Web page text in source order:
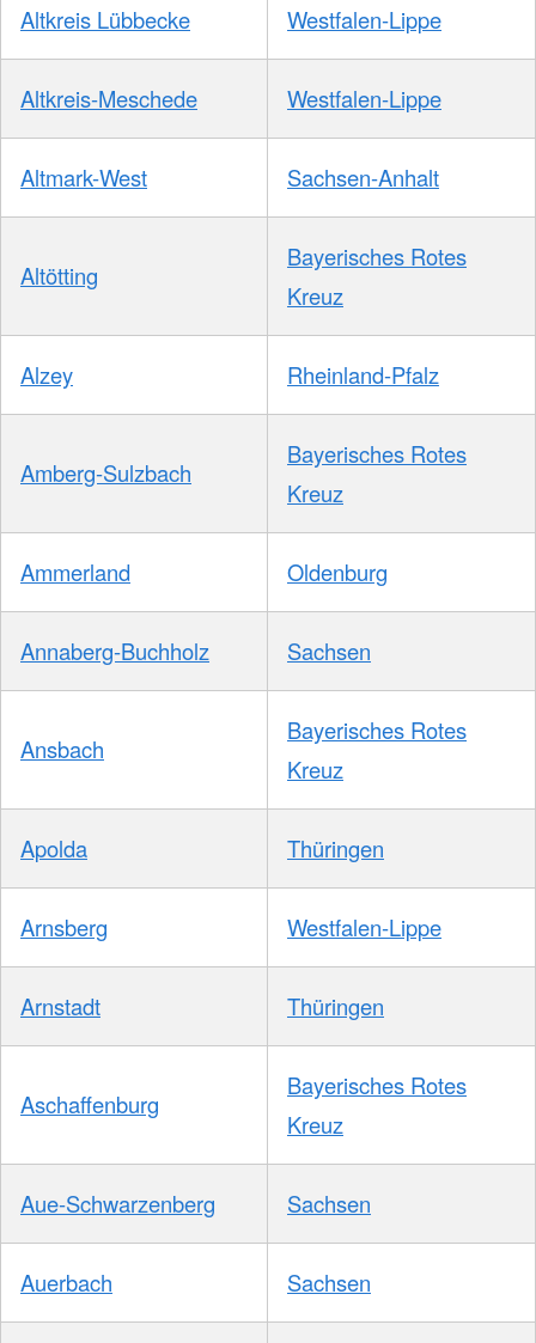
Altkreis Lübbecke Westfalen-Lippe
Altkreis-Meschede Westfalen-Lippe
Altmark-West Sachsen-Anhalt
Altötting
Bayerisches Rotes
Kreuz
Alzey Rheinland-Pfalz
Amberg-Sulzbach
Bayerisches Rotes
Kreuz
Ammerland Oldenburg
Annaberg-Buchholz Sachsen
Ansbach
Bayerisches Rotes
Kreuz
Apolda Thüringen
Arnsberg Westfalen-Lippe
Arnstadt Thüringen
Aschaffenburg
Bayerisches Rotes
Kreuz
Aue-Schwarzenberg Sachsen
Auerbach Sachsen